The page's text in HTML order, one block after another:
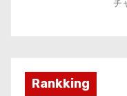
Rankking